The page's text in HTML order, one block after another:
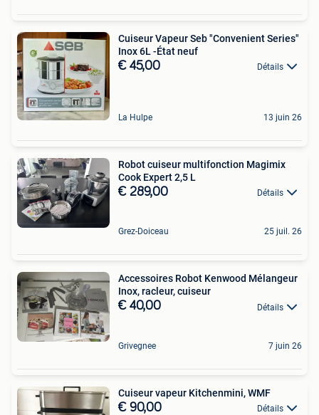
Cuiseur Vapeur Seb "Convenient Series"
Inox 6L -État neuf
€ 45,00 Détails
La Hulpe 13 juin 26
Robot cuiseur multifonction Magimix
Cook Expert 2,5 L
€ 289,00 Détails
Grez-Doiceau 25 juil. 26
Accessoires Robot Kenwood Mélangeur
Inox, racleur, cuiseur
€ 40,00 Détails
Grivegnee 7 juin 26
Cuiseur vapeur Kitchenmini, WMF
€ 90,00 Détails